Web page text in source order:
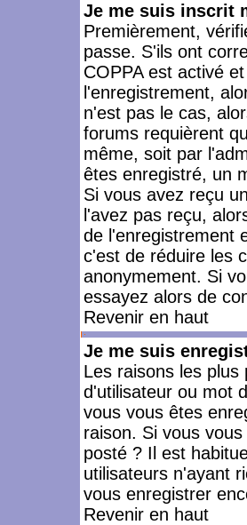
Je me suis inscrit
Premièrement,
passe. S'ils ont
COPPA est activé
l'enregistrement,
n'est pas le cas,
forums requièrent
même, soit par
êtes enregistré, un
Si vous avez reçu
l'avez pas reçu,
de l'enregistrement
c'est de réduire les
anonymement. Si
essayez alors de
Revenir en haut
Je me suis
Les raisons les
d'utilisateur ou mot
vous vous êtes
raison. Si vous
posté ? Il est
utilisateurs n'ayant
vous enregistrer
Revenir en haut